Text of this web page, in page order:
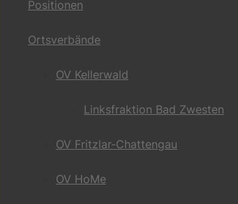
Positionen
Ortsverbände
OV Kellerwald
Linksfraktion Bad Zwesten
OV Fritzlar-Chattengau
OV HoMe